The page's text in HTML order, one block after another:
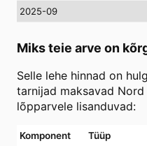
2025-09
Miks teie arve on
Selle lehe hinnad on
tarnijad maksavad Nord
lõpparvele lisanduvad:
Komponent Tüüp